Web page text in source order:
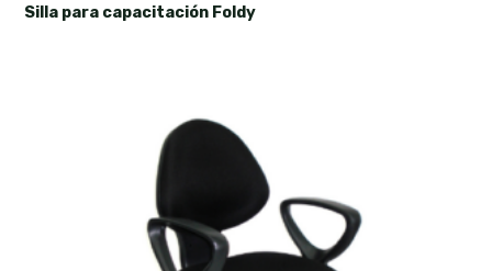
Silla para capacitación Foldy